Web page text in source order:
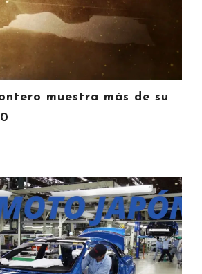
muestra más de su